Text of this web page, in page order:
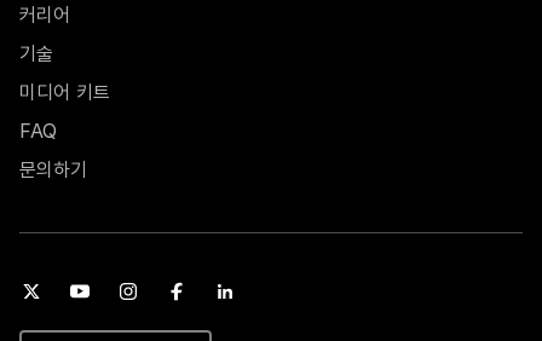
커리어
기술
미디어 키트
FAQ
문의하기